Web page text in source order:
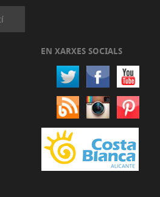
EN XARXES SOCIALS